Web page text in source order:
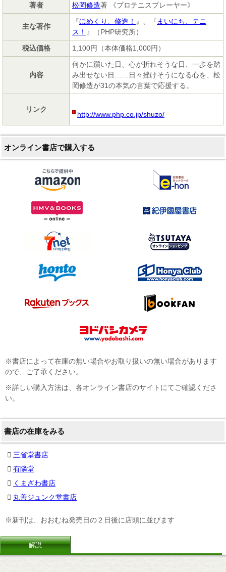
著者 松岡修造著 《プロテニスプレーヤー》
主な著作
『ほめくり、修造！ 』、『 まいにち、テニ
ス！ 』（PHP研究所）
税込価格
1,100円（本体価格1,000円）
内容
何かに躓いた日、心が折れそうな日、一歩を踏
み出せない日……日々挫けそうになる心を、松
岡修造が31の本気の言葉で応援する。
リンク
http://www.php.co.jp/shuzo/
オンライン書店で購入する
※書店によって在庫の無い場合やお取り扱いの無い場合があります
ので、ご了承ください。
※詳しい購入方法は、各オンライン書店のサイトにてご確認くださ
い。
書店の在庫をみる
三省堂書店
有隣堂
くまざわ書店
丸善ジュンク堂書店
※新刊は、おおむね発売日の２日後に店頭に並びます
解説